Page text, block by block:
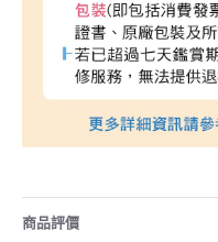
商品評價